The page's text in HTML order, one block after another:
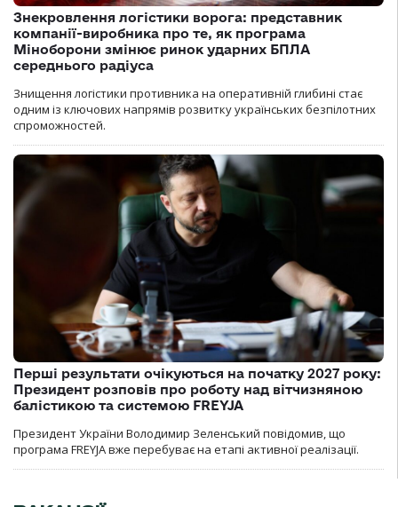
Знекровлення логістики ворога: представник
компанії-виробника про те, як програма
Міноборони змінює ринок ударних БПЛА
середнього радіуса
Знищення логістики противника на оперативній глибині стає
одним із ключових напрямів розвитку українських безпілотних
спроможностей.
Перші результати очікуються на початку 2027 року:
Президент розповів про роботу над вітчизняною
балістикою та системою FREYJA
Президент України Володимир Зеленський повідомив, що
програма FREYJA вже перебуває на етапі активної реалізації.